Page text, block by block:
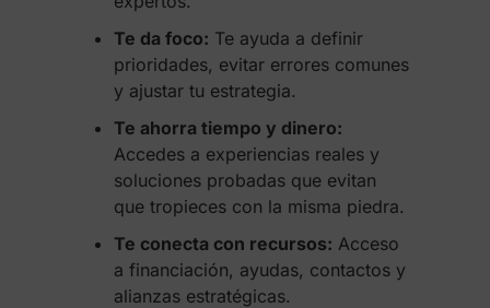
Te da foco: Te ayuda a definir
prioridades, evitar errores comunes
y ajustar tu estrategia.
Te ahorra tiempo y dinero:
Accedes a experiencias reales y
soluciones probadas que evitan
que tropieces con la misma piedra.
Te conecta con recursos: Acceso
a financiación, ayudas, contactos y
alianzas estratégicas.